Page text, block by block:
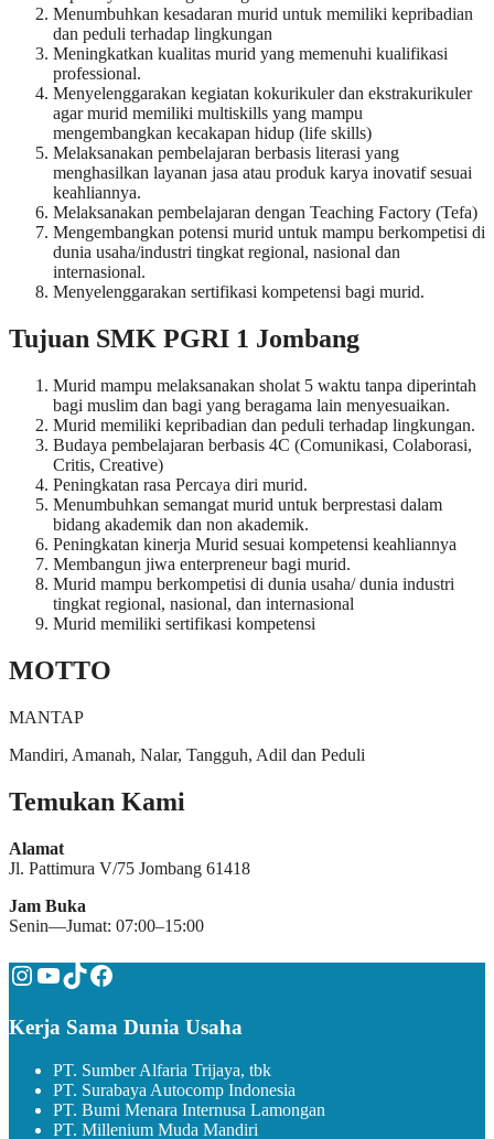
Menumbuhkan kesadaran murid untuk memiliki kepribadian
dan peduli terhadap lingkungan
Meningkatkan kualitas murid yang memenuhi kualifikasi
professional.
Menyelenggarakan kegiatan kokurikuler dan ekstrakurikuler
agar murid memiliki multiskills yang mampu
mengembangkan kecakapan hidup (life skills)
Melaksanakan pembelajaran berbasis literasi yang
menghasilkan layanan jasa atau produk karya inovatif sesuai
keahliannya.
Melaksanakan pembelajaran dengan Teaching Factory (Tefa)
Mengembangkan potensi murid untuk mampu berkompetisi di
dunia usaha/industri tingkat regional, nasional dan
internasional.
Menyelenggarakan sertifikasi kompetensi bagi murid.
Tujuan SMK PGRI 1 Jombang
Murid mampu melaksanakan sholat 5 waktu tanpa diperintah
bagi muslim dan bagi yang beragama lain menyesuaikan.
Murid memiliki kepribadian dan peduli terhadap lingkungan.
Budaya pembelajaran berbasis 4C (Comunikasi, Colaborasi,
Critis, Creative)
Peningkatan rasa Percaya diri murid.
Menumbuhkan semangat murid untuk berprestasi dalam
bidang akademik dan non akademik.
Peningkatan kinerja Murid sesuai kompetensi keahliannya
Membangun jiwa enterpreneur bagi murid.
Murid mampu berkompetisi di dunia usaha/ dunia industri
tingkat regional, nasional, dan internasional
Murid memiliki sertifikasi kompetensi
MOTTO
MANTAP
Mandiri, Amanah, Nalar, Tangguh, Adil dan Peduli
Temukan Kami
Alamat
Jl. Pattimura V/75 Jombang 61418
Jam Buka
Senin—Jumat: 07:00–15:00
Instagram
YouTube
TikTok
Facebook
Kerja Sama Dunia Usaha
PT. Sumber Alfaria Trijaya, tbk
PT. Surabaya Autocomp Indonesia
PT. Bumi Menara Internusa Lamongan
PT. Millenium Muda Mandiri